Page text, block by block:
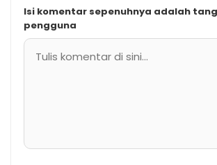
Isi komentar sepenuhnya adalah
pengguna